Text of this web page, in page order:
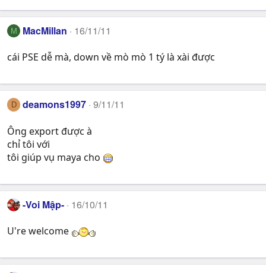
M MacMillan 16/11/11
cái PSE dễ mà, down về mò mò 1 tý là xài được
D deamons1997 9/11/11
Ông export được à
chỉ tôi với
tôi giúp vụ maya cho
-Voi Mập- 16/10/11
U're welcome